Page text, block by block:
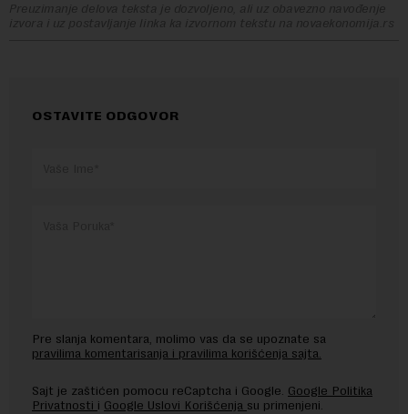
Preuzimanje delova teksta je dozvoljeno, ali uz obavezno navođenje
izvora i uz postavljanje linka ka izvornom tekstu na novaekonomija.rs
OSTAVITE ODGOVOR
Pre slanja komentara, molimo vas da se upoznate sa
pravilima komentarisanja i pravilima korišćenja sajta.
Sajt je zaštićen pomocu reCaptcha i Google. Google Politika
Privatnosti i Google Uslovi Korišćenja su primenjeni.